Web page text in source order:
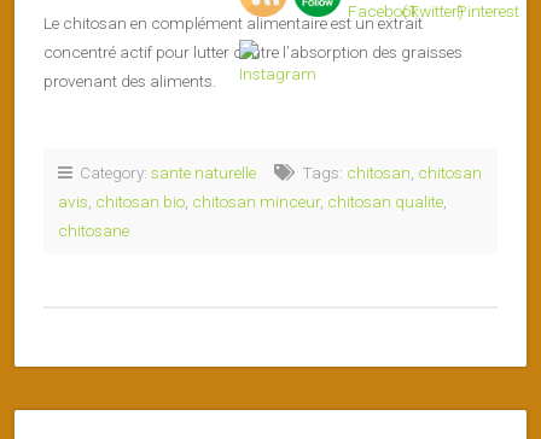
Le chitosan en complément alimentaire est un extrait
concentré actif pour lutter contre l’absorption des graisses
provenant des aliments.
Category: sante naturelle Tags: chitosan chitosan
avis chitosan bio chitosan minceur, chitosan qualite
chitosane